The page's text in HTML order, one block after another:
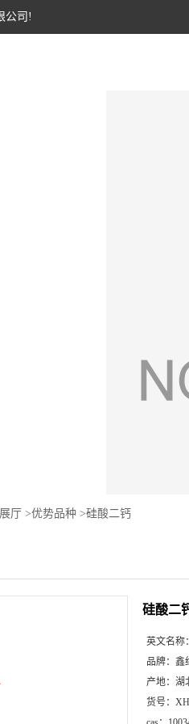
公司!
厅 >优势品种 >硅酸二钙
硅酸二
英文名称：
品牌： 鑫
产地： 湖
货号：